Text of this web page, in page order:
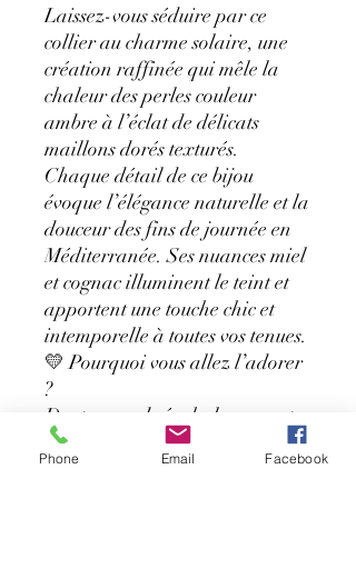
Laissez-vous séduire par ce
collier au charme solaire, une
création raffinée qui mêle la
chaleur des perles couleur
ambre à l’éclat de délicats
maillons dorés texturés.
Chaque détail de ce bijou
évoque l’élégance naturelle et la
douceur des fins de journée en
Méditerranée. Ses nuances miel
et cognac illuminent le teint et
apportent une touche chic et
intemporelle à toutes vos tenues.
💛 Pourquoi vous allez l’adorer
?
Des tons ambrés chaleureux et
lumineux
Une finition dorée élégante et
Phone Email Facebook